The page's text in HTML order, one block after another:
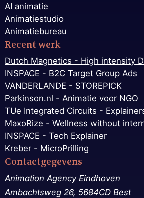
AI animatie
Animatiestudio
Animatiebureau
Recent werk
Dutch Magnetics - High intensity
INSPACE - B2C Target Group Ads
VANDERLANDE - STOREPICK
Parkinson.nl - Animatie voor NGO
TUe Integrated Circuits -
MaxoRize - Wellness without
INSPACE - Tech Explainer
Kreber - MicroPrilling
Contactgegevens
Animation Agency Eindhoven
Ambachtsweg 26, 5684CD Best